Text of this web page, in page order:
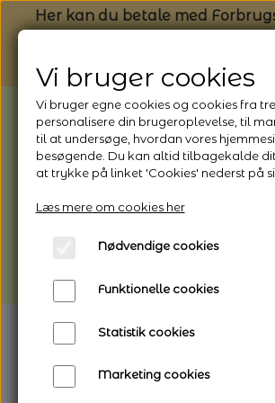
Her kan du betale med
BEMÆRK: Butikken har
1/8 - 9/8 - 2026
*Webshoppen er åben og
afhentning
Vi gør opmærksom på, at der
længere leveringstid
Vi bruger cookies
Vi bruger egne cookies og cookies fra
personalisere din brugeroplevelse, til
til at undersøge, hvordan vores
besøgende. Du kan altid tilbagekalde
at trykke på linket 'Cookies' nederst på
Læs mere om cookies her
Nødvendige cookies
Funktionelle cookies
Statistik cookies
Marketing cookies